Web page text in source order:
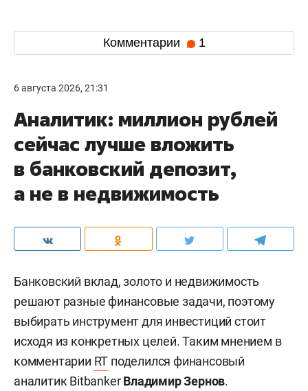
Комментарии 1
6 августа 2026, 21:31
Аналитик: миллион рублей
сейчас лучше вложить
в банковский депозит,
а не в недвижимость
Банковский вклад, золото и недвижимость
решают разные финансовые задачи, поэтому
выбирать инструмент для инвестиций стоит
исходя из конкретных целей. Таким мнением в
комментарии RT поделился финансовый
аналитик BitbankerВладимир Зернов.